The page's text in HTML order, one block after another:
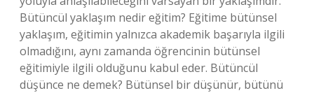
Bütüncül yaklaşım nedir eğitim? Eğitime bütünsel
yaklaşım, eğitimin yalnızca akademik başarıyla ilgili
olmadığını, aynı zamanda öğrencinin bütünsel
eğitimiyle ilgili olduğunu kabul eder. Bütüncül
düşünce ne demek? Bütünsel bir düşünür, bütünü